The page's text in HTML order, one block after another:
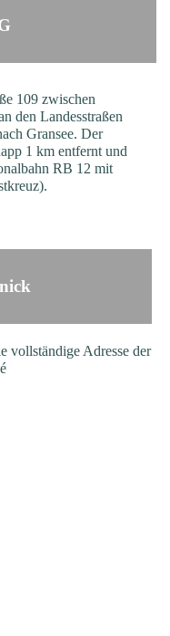
109 zwischen
den Landesstraßen
Gransee. Der
1 km entfernt und
RB 12 mit
vollständige Adresse der